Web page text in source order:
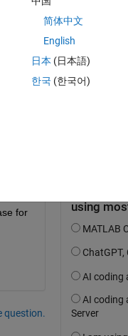
for
question.
le 9 Juil 2021
Acceptée :
简体中文
English
日本 (日本語)
한국 (한국어)